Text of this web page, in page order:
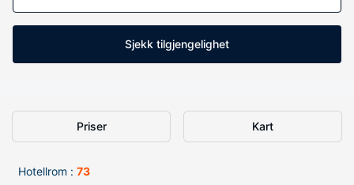
Sjekk tilgjengelighet
Priser Kart
Hotellrom : 73